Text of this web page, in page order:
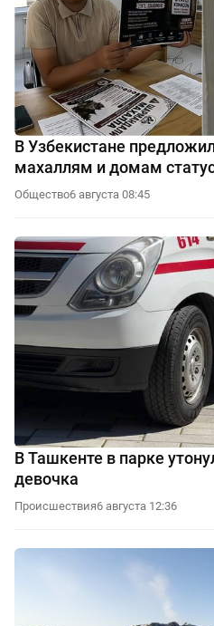
В Узбекистане
махаллям и домам
Общество6 августа 08:45
В Ташкенте в парке
девочка
Происшествия6 августа 12:36